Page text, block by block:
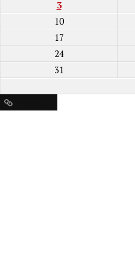
3
10
17
24
31